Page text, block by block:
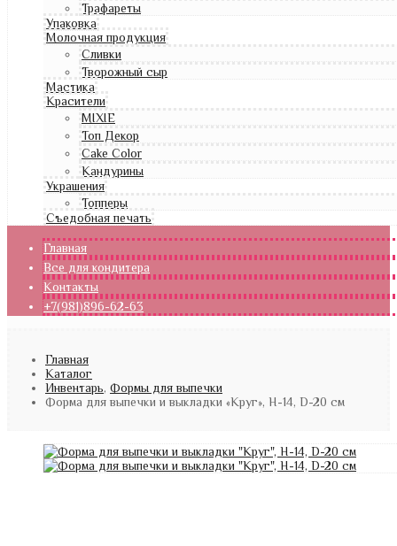
Трафареты
Упаковка
Молочная продукция
Сливки
Творожный сыр
Мастика
Красители
MIXIE
Топ Декор
Cake Color
Кандурины
Украшения
Топперы
Съедобная печать
Главная
Все для кондитера
Контакты
+7(981)896-62-63
Главная
Каталог
Инвентарь, Формы для выпечки
Форма для выпечки и выкладки «Круг», H-14, D-20 см